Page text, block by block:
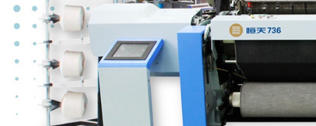
行业动态
公司新闻
产品视频
PLM视频
FMEA视频
资料下载
资讯中心